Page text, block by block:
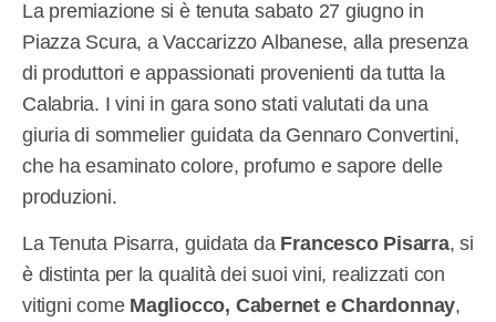
La premiazione si è tenuta sabato 27 giugno in
Piazza Scura, a Vaccarizzo Albanese, alla presenza
di produttori e appassionati provenienti da tutta la
Calabria. I vini in gara sono stati valutati da una
giuria di sommelier guidata da Gennaro Convertini,
che ha esaminato colore, profumo e sapore delle
produzioni.
La Tenuta Pisarra, guidata da Francesco Pisarra, si
è distinta per la qualità dei suoi vini, realizzati con
vitigni come Magliocco, Cabernet e Chardonnay,